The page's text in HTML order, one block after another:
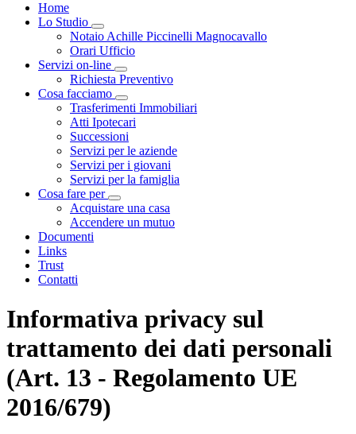
Home
Lo Studio
Visualizza menù di secondo livello
Notaio Achille Piccinelli Magnocavallo
Orari Ufficio
Servizi on-line
Visualizza menù di secondo livello
Richiesta Preventivo
Cosa facciamo
Visualizza menù di secondo livello
Trasferimenti Immobiliari
Atti Ipotecari
Successioni
Servizi per le aziende
Servizi per i giovani
Servizi per la famiglia
Cosa fare per
Visualizza menù di secondo livello
Acquistare una casa
Accendere un mutuo
Documenti
Links
Trust
Contatti
Informativa privacy sul
trattamento dei dati personali
(Art. 13 - Regolamento UE
2016/679)